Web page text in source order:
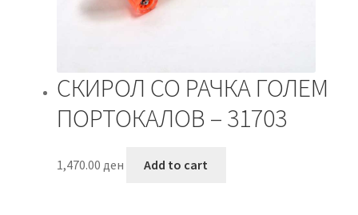
СКИРОЛ СО РАЧКА ГОЛЕМ
ПОРТОКАЛОВ – 31703
1,470.00 ден Add to cart